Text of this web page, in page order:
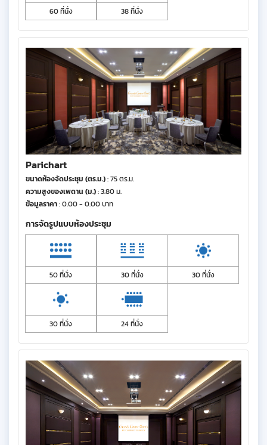
60 ที่นั่ง 38 ที่นั่ง
Parichart
ขนาดห้องจัดประชุม (ตร.ม.): 75 ตร.ม.
ความสูงของเพดาน (ม.): 3.80 ม.
ข้อมูลราคา: 0.00 - 0.00 บาท
การจัดรูปแบบห้องประชุม
50 ที่นั่ง 30 ที่นั่ง 30 ที่นั่ง
30 ที่นั่ง 24 ที่นั่ง